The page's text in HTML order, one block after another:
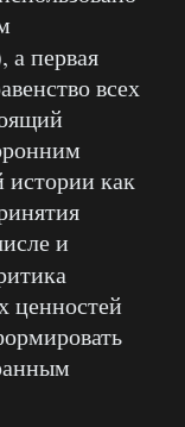
а первая
всех
истории как
и
ценностей